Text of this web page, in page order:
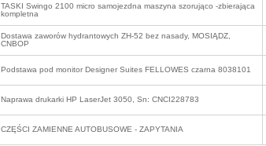
TASKI Swingo 2100 micro samojezdna maszyna szorująco -zbierająca
kompletna
Dostawa zaworów hydrantowych ZH-52 bez nasady, MOSIĄDZ,
CNBOP
Podstawa pod monitor Designer Suites FELLOWES czarna 8038101
Naprawa drukarki HP LaserJet 3050, Sn: CNCI228783
CZĘŚCI ZAMIENNE AUTOBUSOWE - ZAPYTANIA